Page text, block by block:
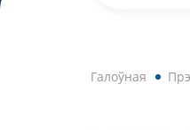
Галоўная